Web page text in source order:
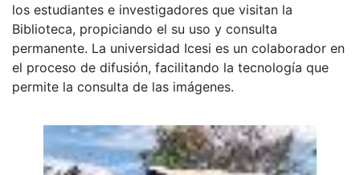
los estudiantes e investigadores que visitan la
Biblioteca, propiciando el su uso y consulta
permanente. La universidad Icesi es un colaborador en
el proceso de difusión, facilitando la tecnología que
permite la consulta de las imágenes.